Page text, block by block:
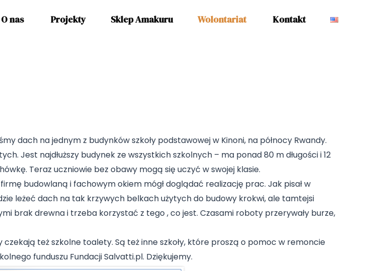
O nas Projekty Sklep Amakuru Wolontariat Kontakt
dach na jednym z budynków szkoły podstawowej w Kinoni, na północy Rwandy.
Jest najdłuższy budynek ze wszystkich szkolnych – ma ponad 80 m długości i 12
Teraz uczniowie bez obawy mogą się uczyć w swojej klasie.
budowlaną i fachowym okiem mógł doglądać realizację prac. Jak pisał w
leżeć dach na tak krzywych belkach użytych do budowy krokwi, ale tamtejsi
brak drewna i trzeba korzystać z tego , co jest. Czasami roboty przerywały burze,
też szkolne toalety. Są też inne szkoły, które proszą o pomoc w remoncie
funduszu Fundacji Salvatti.pl. Dziękujemy.